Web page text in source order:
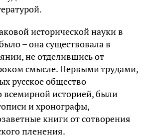
исторической науки в
– она существовала в
не отделившись от
смысле. Первыми трудами,
русское общество
всемирной историей, были
и хронографы,
книги от сотворения
пленения.